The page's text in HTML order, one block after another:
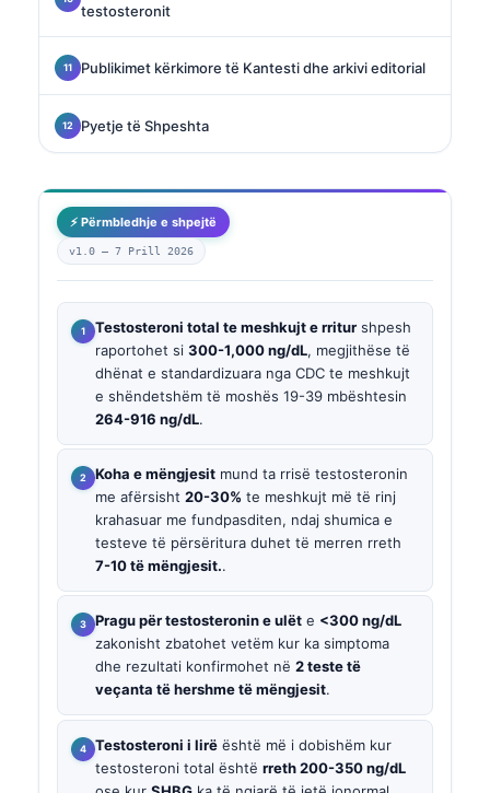
testosteronit
Publikimet kërkimore të Kantesti dhe arkivi editorial
Pyetje të Shpeshta
⚡ Përmbledhje e shpejtë
v1.0 — 7 Prill 2026
Testosteroni total te meshkujt e rritur shpesh
raportohet si 300-1,000 ng/dL, megjithëse të
dhënat e standardizuara nga CDC te meshkujt
e shëndetshëm të moshës 19-39 mbështesin
264-916 ng/dL.
Koha e mëngjesit mund ta rrisë testosteronin
me afërsisht 20-30% te meshkujt më të rinj
krahasuar me fundpasditen, ndaj shumica e
testeve të përsëritura duhet të merren rreth
7-10 të mëngjesit..
Pragu për testosteronin e ulët e <300 ng/dL
zakonisht zbatohet vetëm kur ka simptoma
dhe rezultati konfirmohet në 2 teste të
veçanta të hershme të mëngjesit.
Testosteroni i lirë është më i dobishëm kur
testosteroni total është rreth 200-350 ng/dL